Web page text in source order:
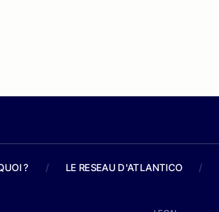
? / LE RESEAU D'ATLANTICO /